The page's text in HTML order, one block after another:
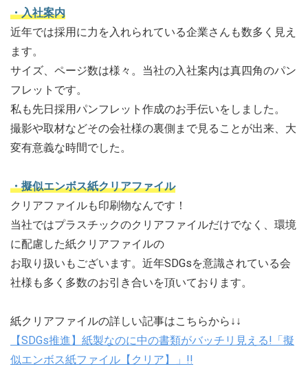
・入社案内
近年では採用に力を入れられている企業さんも数多く見え
ます。
サイズ、ページ数は様々。当社の入社案内は真四角のパン
フレットです。
私も先日採用パンフレット作成のお手伝いをしました。
撮影や取材などその会社様の裏側まで見ることが出来、大
変有意義な時間でした。
・擬似エンボス紙クリアファイル
クリアファイルも印刷物なんです！
当社ではプラスチックのクリアファイルだけでなく、環境
に配慮した紙クリアファイルの
お取り扱いもございます。近年SDGsを意識されている会
社様も多く多数のお引き合いを頂いております。
紙クリアファイルの詳しい記事はこちらから↓↓
【SDGs推進】紙製なのに中の書類がバッチリ見える!「擬
似エンボス紙ファイル【クリア】」!!